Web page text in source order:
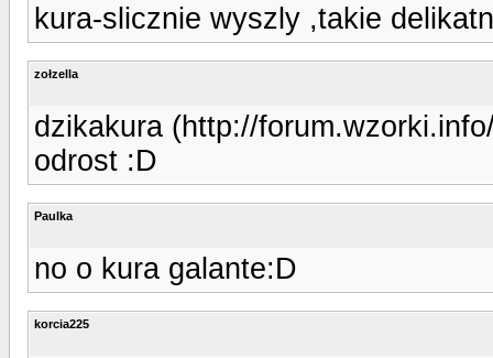
kura-slicznie wyszly ,takie
zołzella
dzikakura (http://
odrost :D
Paulka
no o kura galante:D
korcia225